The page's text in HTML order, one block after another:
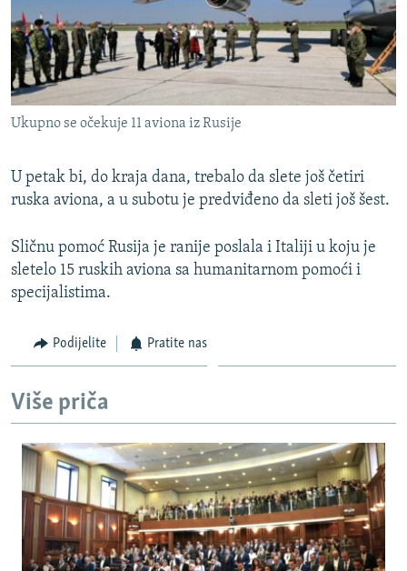
Ukupno se očekuje 11 aviona iz Rusije
U petak bi, do kraja dana, trebalo da slete još četiri
ruska aviona, a u subotu je predviđeno da sleti još šest.
Sličnu pomoć Rusija je ranije poslala i Italiji u koju je
sletelo 15 ruskih aviona sa humanitarnom pomoći i
specijalistima.
Podijelite Pratite nas
Više priča